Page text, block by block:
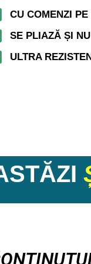
CU COMENZI
SE PLIAZĂ ȘI
ULTRA